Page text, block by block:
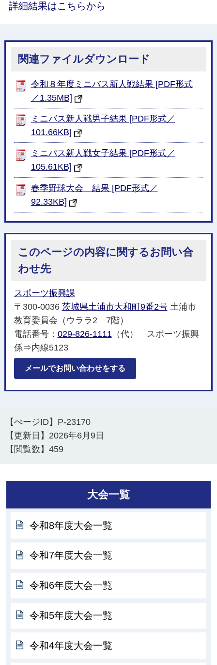
詳細結果はこちらから
関連ファイルダウンロード
令和８年度ミニバス新人戦結果 [PDF形式
／1.35MB]
ミニバス新人戦男子結果 [PDF形式／
101.66KB]
ミニバス新人戦女子結果 [PDF形式／
105.61KB]
春季野球大会 結果 [PDF形式／
92.33KB]
このページの内容に関するお問い合
わせ先
スポーツ振興課
〒300-0036 茨城県土浦市大和町9番2号土浦市
教育委員会（ウララ2 7階）
電話番号： 029-826-1111（代） スポーツ振興
係⇒内線5123
メールでお問い合わせをする
【ぺージID】 P-23170
【更新日】 2026年6月9日
【閲覧数】459
大会一覧
令和8年度大会一覧
令和7年度大会一覧
令和6年度大会一覧
令和5年度大会一覧
令和4年度大会一覧